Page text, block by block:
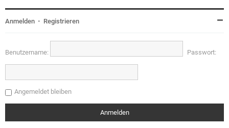
Anmelden • Registrieren
Benutzername: Passwort:
Angemeldet bleiben